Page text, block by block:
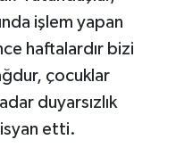
işlem yapan
haftalardır bizi
çocuklar
duyarsızlık
etti.